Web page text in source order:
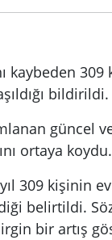
kaybeden
bildirildi.
güncel
ortaya koydu.
309 kişinin
belirtildi.
bir artış